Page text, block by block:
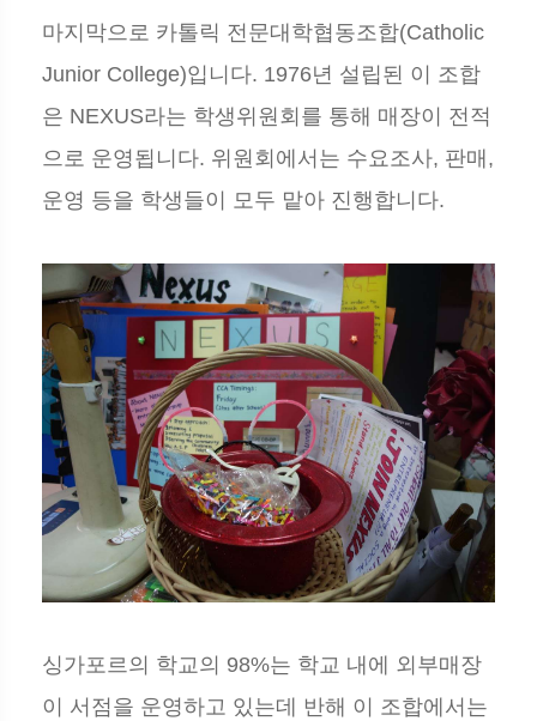
마지막으로 카톨릭 전문대학협동조합(Catholic
Junior College)입니다. 1976년 설립된 이 조합
은 NEXUS라는 학생위원회를 통해 매장이 전적
으로 운영됩니다. 위원회에서는 수요조사, 판매,
운영 등을 학생들이 모두 맡아 진행합니다.
싱가포르의 학교의 98%는 학교 내에 외부매장
이 서점을 운영하고 있는데 반해 이 조합에서는